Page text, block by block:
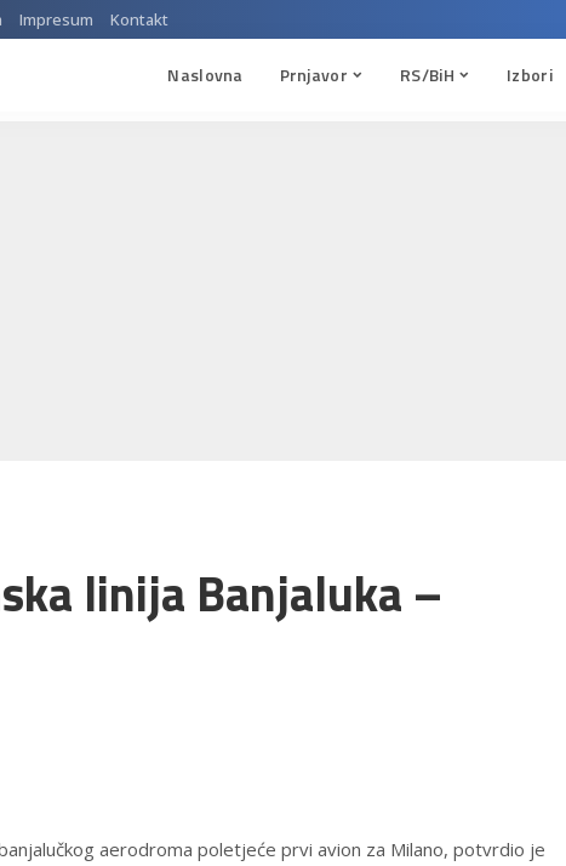
Impresum Kontakt
Naslovna Prnjavor RS/BiH Izbori
linija Banjaluka –
aerodroma poletjeće prvi avion za Milano, potvrdio je